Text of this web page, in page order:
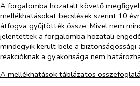
A forgalomba hozatalt követő
mellékhatásokat becslések szerint 10
átfogva gyűjtötték össze. Mivel nem
jelentettek a forgalomba hozatali
mindegyik került bele a biztonságossági
reakcióknak a gyakorisága nem
A mellékhatások táblázatos